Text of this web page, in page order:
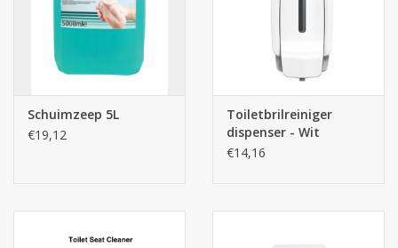
Schuimzeep 5L
€19,12
Toiletbrilreiniger
dispenser - Wit
€14,16